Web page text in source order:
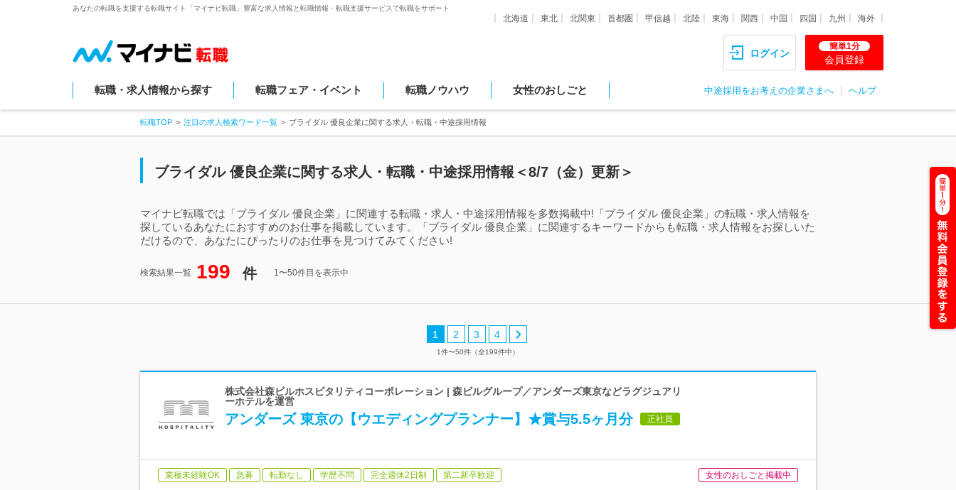
あなたの転職を支援する転職サイト「マイナビ転職」豊富な求人情報と転職情報・転職支援サービスで転職をサポート
北海道 東北 北関東 首都圏 甲信越 北陸 東海 関西 中国 四国 九州 海外
ログイン
簡単1分
会員登録
転職・求人情報から探す 転職フェア・イベント 転職ノウハウ 女性のおしごと 中途採用をお考えの企業さまへ ヘルプ
転職TOP 注目の求人検索ワード一覧 ブライダル 優良企業に関する求人・転職・中途採用情報
ブライダル 優良企業に関する求人・転職・中途採用情報＜8/7（金）更新＞
マイナビ転職では「ブライダル 優良企業」に関連する転職・求人・中途採用情報を多数掲載中!「ブライダル 優良企業」の転職・求人情報を
探しているあなたにおすすめのお仕事を掲載しています。「ブライダル 優良企業」に関連するキーワードからも転職・求人情報をお探しいた
だけるので、あなたにぴったりのお仕事を見つけてみてください!
検索結果一覧 199 件 1〜50件目を表示中
1 2 3 4
1件〜50件（全199件中）
株式会社森ビルホスピタリティコーポレーション | 森ビルグループ／アンダーズ東京などラグジュアリ
ーホテルを運営
アンダーズ 東京の【ウエディングプランナー】★賞与5.5ヶ月分 正社員
業種未経験OK 急募 転勤なし 学歴不問 完全週休2日制 第二新卒歓迎 女性のおしごと掲載中